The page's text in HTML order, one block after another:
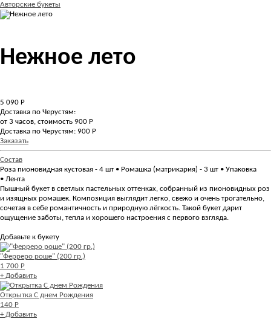
Авторские букеты
Нежное лето
5 090 Р
Доставка по Черустям:
от 3 часов, стоимость 900 Р
Доставка по Черустям: 900 Р
Заказать
Состав
Роза пионовидная кустовая - 4 шт • Ромашка (матрикария) - 3 шт • Упаковка
• Лента
Пышный букет в светлых пастельных оттенках, собранный из пионовидных роз
и изящных ромашек. Композиция выглядит легко, свежо и очень трогательно,
сочетая в себе романтичность и природную лёгкость. Такой букет дарит
ощущение заботы, тепла и хорошего настроения с первого взгляда.
Добавьте к букету
"Ферреро роше" (200 гр.)
1 700 Р
+ Добавить
Открытка С днем Рождения
140 Р
+ Добавить